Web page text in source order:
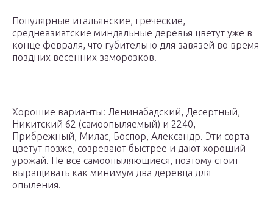
Популярные итальянские, греческие,
среднеазиатские миндальные деревья цветут уже в
конце февраля, что губительно для завязей во время
поздних весенних заморозков.
Хорошие варианты: Ленинабадский, Десертный,
Никитский 62 (самоопыляемый) и 2240,
Прибрежный, Милас, Боспор, Александр. Эти сорта
цветут позже, созревают быстрее и дают хороший
урожай. Не все самоопыляющиеся, поэтому стоит
выращивать как минимум два деревца для
опыления.